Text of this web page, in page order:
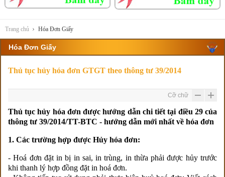
Trang chủ Hóa Đơn Giấy
Hóa Đơn Giấy
Thủ tục hủy hóa đơn GTGT theo thông tư 39/2014
Cỡ chữ
Thủ tục hủy hóa đơn được hướng dẫn chi tiết tại điều 29 của
thông tư 39/2014/TT-BTC - hướng dẫn mới nhất về hóa đơn
1. Các trường hợp được Hủy hóa đơn:
- Hoá đơn đặt in bị in sai, in trùng, in thừa phải được hủy trước
khi thanh lý hợp đồng đặt in hoá đơn.